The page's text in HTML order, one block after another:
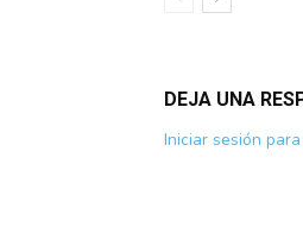
DEJA UNA
Iniciar sesión